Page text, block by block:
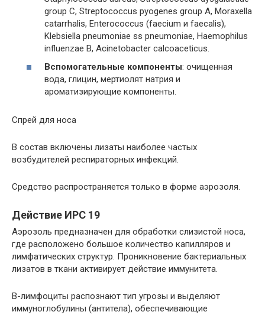
group C, Streptococcus pyogenes group A, Moraxella
catarrhalis, Enterococcus (faecium и faecalis),
Klebsiella pneumoniae ss pneumoniae, Haemophilus
influenzae B, Acinetobacter calcoaceticus.
Вспомогательные компоненты: очищенная
вода, глицин, мертиолят натрия и
ароматизирующие компоненты.
Спрей для носа
В состав включены лизаты наиболее частых
возбудителей респираторных инфекций.
Средство распространяется только в форме аэрозоля.
Действие ИРС 19
Аэрозоль предназначен для обработки слизистой носа,
где расположено большое количество капилляров и
лимфатических структур. Проникновение бактериальных
лизатов в ткани активирует действие иммунитета.
B-лимфоциты распознают тип угрозы и выделяют
иммуноглобулины (антитела), обеспечивающие